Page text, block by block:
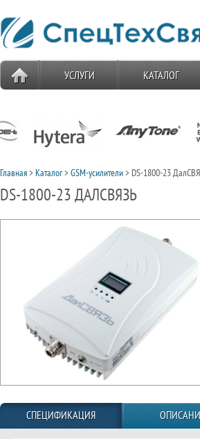
УСЛУГИ КАТАЛОГ
Главная>Каталог>GSM-усилители> DS-1800-23
DS-1800-23 ДАЛСВЯЗЬ
СПЕЦИФИКАЦИЯ